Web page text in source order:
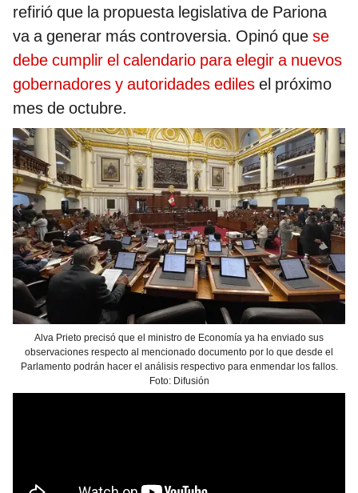
refirió que la propuesta legislativa de Pariona
va a generar más controversia. Opinó que se
debe cumplir el calendario para elegir a nuevos
gobernadores y autoridades ediles el próximo
mes de octubre.
Alva Prieto precisó que el ministro de Economía ya ha enviado sus
observaciones respecto al mencionado documento por lo que desde el
Parlamento podrán hacer el análisis respectivo para enmendar los fallos.
Foto: Difusión